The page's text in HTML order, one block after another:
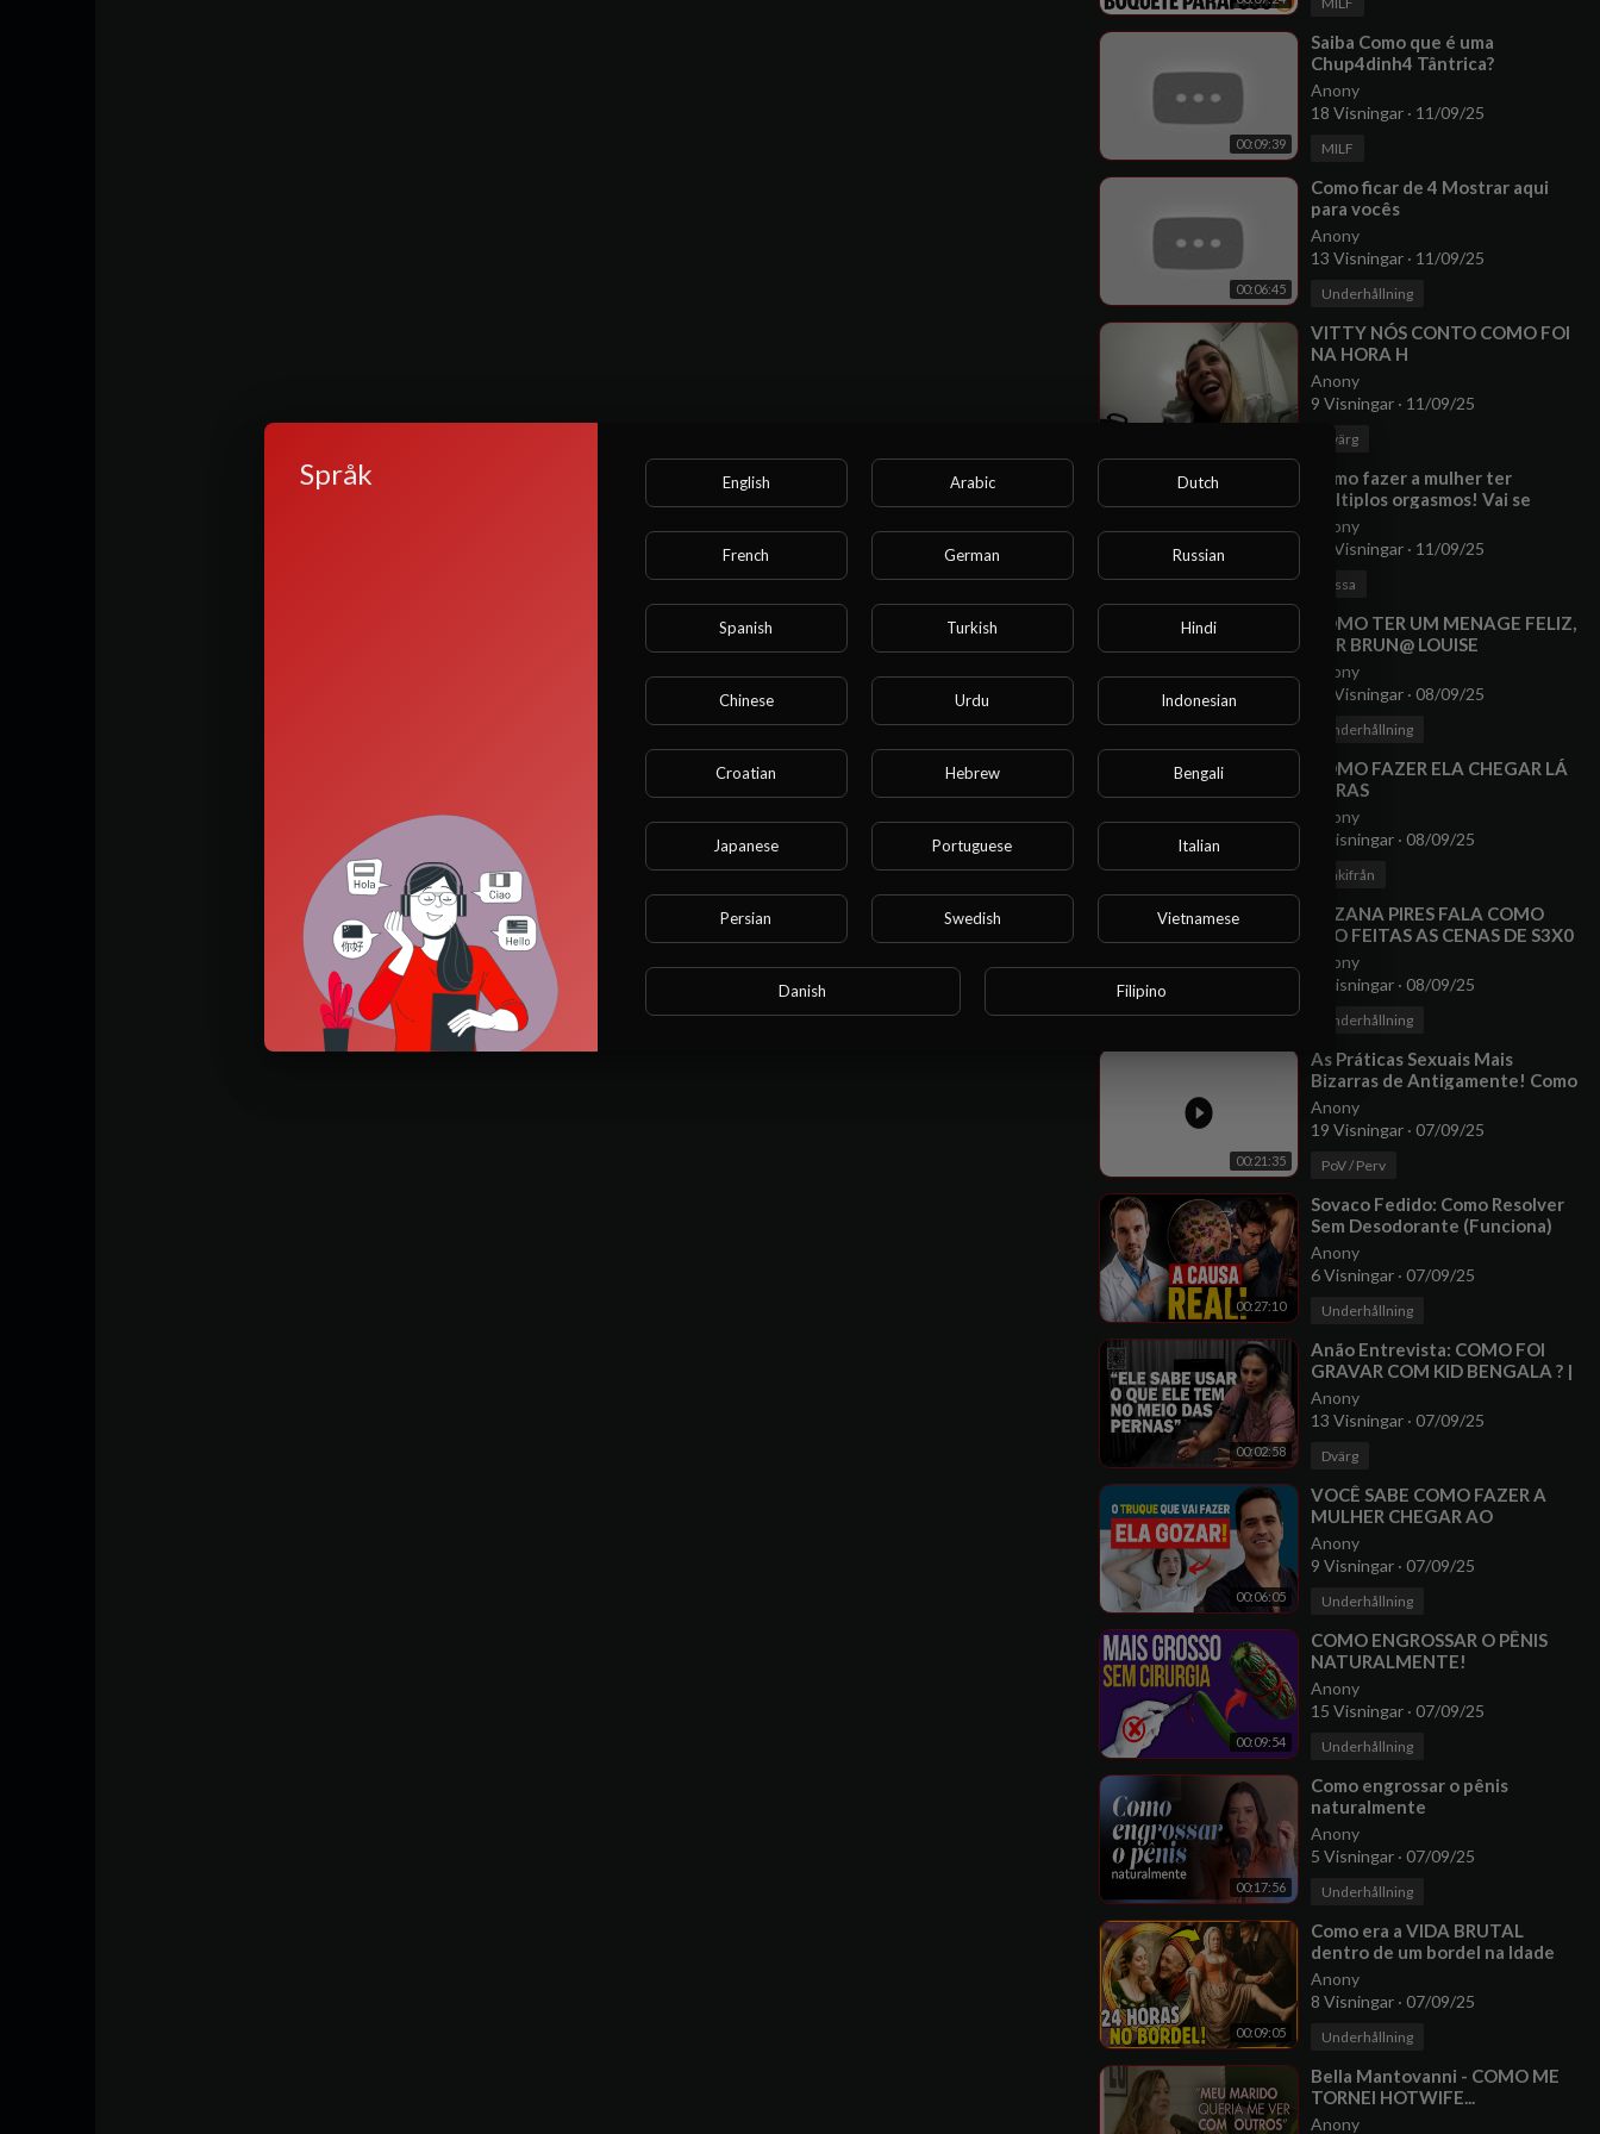
den här sidan.
Är du 18 år eller äldre?
00:09:39
⁣Saiba Como que é uma
Chup4dinh4 Tântrica?
Anony
18 Visningar · 11/09/25
MILF
00:06:45
⁣Como ficar de 4 Mostrar aqui
para vocês
Anony
13 Visningar · 11/09/25
Underhållning
⁣VITTY NÓS CONTO COMO FOI
NA HORA H
Anony
9 Visningar · 11/09/25
Dvärg
00:06:01
⁣Como fazer a mulher ter
múltiplos orgasmos! Vai se
derramar por você!!
Anony
15 Visningar · 11/09/25
Kissa
00:15:30
⁣COMO TER UM MENAGE FELIZ,
POR BRUN@ LOUISE
Anony
11 Visningar · 08/09/25
Underhållning
00:04:36
⁣COMO FAZER ELA CHEGAR LÁ
ATRAS
Anony
8 Visningar · 08/09/25
Bakifrån
00:05:18
⁣SUZANA PIRES FALA COMO
SÃO FEITAS AS CENAS DE S3X0
NAS NOVELAS
Anony
7 Visningar · 08/09/25
Underhållning
00:21:35
⁣As Práticas Sexuais Mais
Bizarras de Antigamente! Como
essa história que era feia
Anony
19 Visningar · 07/09/25
PoV / Perv
00:27:10
⁣Sovaco Fedido: Como Resolver
Sem Desodorante (Funciona)
Anony
6 Visningar · 07/09/25
Underhållning
00:02:58
⁣Anão Entrevista: COMO FOI
GRAVAR COM KID BENGALA ? |
MARCIA IMPERATOR
Anony
13 Visningar · 07/09/25
Dvärg
00:06:05
⁣VOCÊ SABE COMO FAZER A
MULHER CHEGAR AO
ORGASMO E TER MAIS PRAZER?
TRUQUE DE UROLOGISTA!
Anony
9 Visningar · 07/09/25
Underhållning
00:09:54
⁣COMO ENGROSSAR O PÊNIS
NATURALMENTE!
Anony
15 Visningar · 07/09/25
Underhållning
00:17:56
⁣Como engrossar o pênis
naturalmente
Anony
5 Visningar · 07/09/25
Underhållning
00:09:05
⁣Como era a VIDA BRUTAL
dentro de um bordel na Idade
Média?
Anony
8 Visningar · 07/09/25
Underhållning
⁣Bella Mantovanni - COMO ME
TORNEI HOTWIFE...
Anony
Språk English Arabic Dutch
French German Russian
Spanish Turkish Hindi
Chinese Urdu Indonesian
Croatian Hebrew Bengali
Japanese Portuguese Italian
Persian Swedish Vietnamese
Danish Filipino